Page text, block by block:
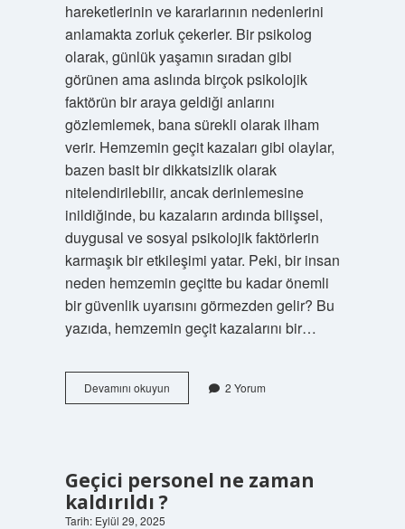
hareketlerinin ve kararlarının nedenlerini
anlamakta zorluk çekerler. Bir psikolog
olarak, günlük yaşamın sıradan gibi
görünen ama aslında birçok psikolojik
faktörün bir araya geldiği anlarını
gözlemlemek, bana sürekli olarak ilham
verir. Hemzemin geçit kazaları gibi olaylar,
bazen basit bir dikkatsizlik olarak
nitelendirilebilir, ancak derinlemesine
inildiğinde, bu kazaların ardında bilişsel,
duygusal ve sosyal psikolojik faktörlerin
karmaşık bir etkileşimi yatar. Peki, bir insan
neden hemzemin geçitte bu kadar önemli
bir güvenlik uyarısını görmezden gelir? Bu
yazıda, hemzemin geçit kazalarını bir…
Devamını okuyunHemzemin
geçit
2 Yorum
Geçici personel ne zaman
kaldırıldı ?
Tarih: Eylül 29, 2025